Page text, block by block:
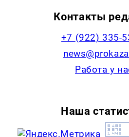
Контакты
+7 (922) 335-
Работа у
Наша